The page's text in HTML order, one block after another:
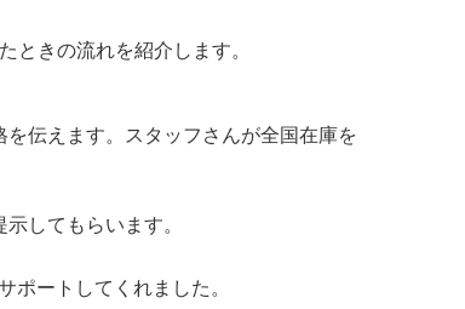
ときの流れを紹介します。
伝えます。スタッフさんが全国在庫を
してもらいます。
ートしてくれました。